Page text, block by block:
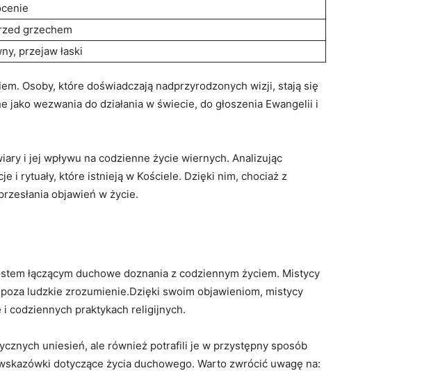
grzechem
przejaw łaski
Osoby, które doświadczają nadprzyrodzonych wizji, stają się
wezwania do działania w świecie, do głoszenia Ewangelii i
i jej wpływu na codzienne życie wiernych. Analizując
i rytuały, które istnieją w Kościele. Dzięki nim, chociaż z
objawień w życie.
łączącym duchowe doznania z codziennym życiem. Mistycy
ludzkie zrozumienie.Dzięki swoim objawieniom, mistycy
i codziennych praktykach religijnych.
uniesień, ale również potrafili je w przystępny sposób
dotyczące życia duchowego. Warto zwrócić uwagę na: